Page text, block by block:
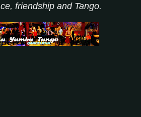
friendship and Tango.